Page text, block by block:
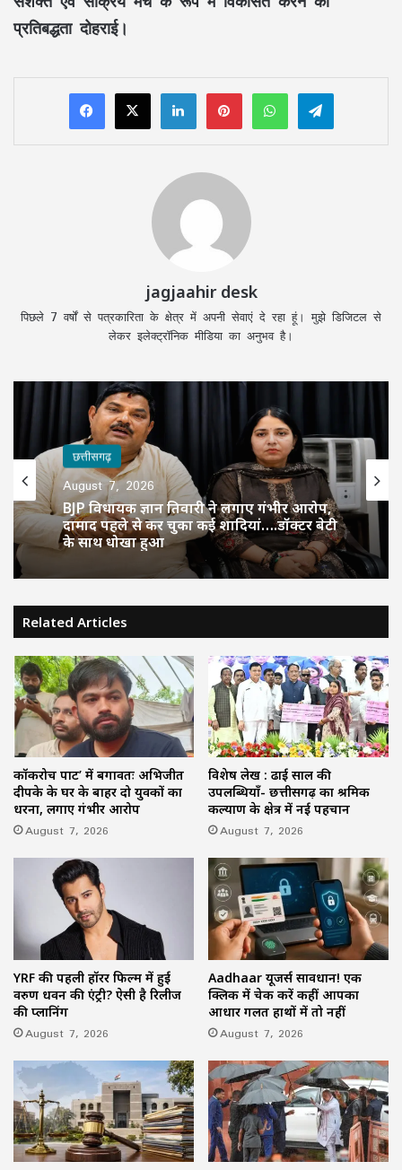
प्रतिबद्धता दोहराई।
LinkedInPinterestWhatsAppTelegram
jagjaahir desk
पिछले 7 वर्षों से पत्रकारिता के क्षेत्र में अपनी सेवाएं दे रहा हूं। मुझे डिजिटल से
लेकर इलेक्ट्रॉनिक मीडिया का अनुभव है।
छत्तीसगढ़
August 7, 2026
BJP विधायक ज्ञान तिवारी ने लगाए गंभीर आरोप,
दामाद पहले से कर चुका कई शादियां….डॉक्टर बेटी
के साथ धोखा हुआ
छत्तीसगढ़
August 7, 2026
UP में स्पेशल TET की तैयारी तेज, 1.42 लाख
Related Articles
कॉकरोच पार्टी’ में बगावतः अभिजीत
दीपके के घर के बाहर दो युवकों का
धरना, लगाए गंभीर आरोप
August 7, 2026
विशेष लेख : ढाई साल की
उपलब्धियाँ- छत्तीसगढ़ का श्रमिक
कल्याण के क्षेत्र में नई पहचान
August 7, 2026
YRF की पहली हॉरर फिल्म में हुई
वरुण धवन की एंट्री? ऐसी है रिलीज
की प्लानिंग
August 7, 2026
Aadhaar यूजर्स सावधान! एक
क्लिक में चेक करें कहीं आपका
आधार गलत हाथों में तो नहीं
August 7, 2026